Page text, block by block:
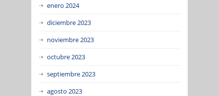
enero 2024
diciembre 2023
noviembre 2023
octubre 2023
septiembre 2023
agosto 2023